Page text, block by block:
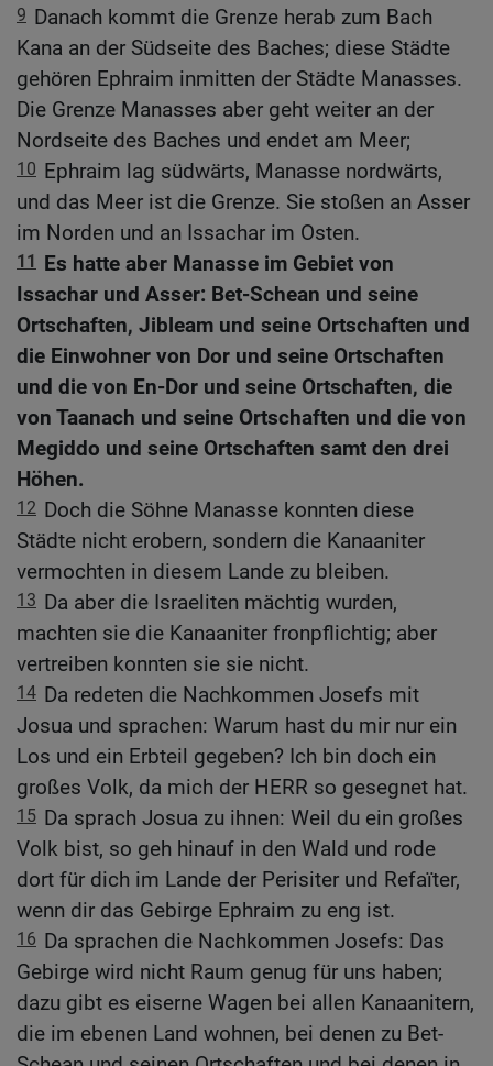
9 Danach kommt die Grenze herab zum Bach
Kana an der Südseite des Baches; diese Städte
gehören Ephraim inmitten der Städte Manasses.
Die Grenze Manasses aber geht weiter an der
Nordseite des Baches und endet am Meer;
10 Ephraim lag südwärts, Manasse nordwärts,
und das Meer ist die Grenze. Sie stoßen an Asser
im Norden und an Issachar im Osten.
11 Es hatte aber Manasse im Gebiet von
Issachar und Asser: Bet-Schean und seine
Ortschaften, Jibleam und seine Ortschaften und
die Einwohner von Dor und seine Ortschaften
und die von En-Dor und seine Ortschaften, die
von Taanach und seine Ortschaften und die von
Megiddo und seine Ortschaften samt den drei
Höhen.
12 Doch die Söhne Manasse konnten diese
Städte nicht erobern, sondern die Kanaaniter
vermochten in diesem Lande zu bleiben.
13 Da aber die Israeliten mächtig wurden,
machten sie die Kanaaniter fronpflichtig; aber
vertreiben konnten sie sie nicht.
14 Da redeten die Nachkommen Josefs mit
Josua und sprachen: Warum hast du mir nur ein
Los und ein Erbteil gegeben? Ich bin doch ein
großes Volk, da mich der HERR so gesegnet hat.
15 Da sprach Josua zu ihnen: Weil du ein großes
Volk bist, so geh hinauf in den Wald und rode
dort für dich im Lande der Perisiter und Refaïter,
wenn dir das Gebirge Ephraim zu eng ist.
16 Da sprachen die Nachkommen Josefs: Das
Gebirge wird nicht Raum genug für uns haben;
dazu gibt es eiserne Wagen bei allen Kanaanitern,
die im ebenen Land wohnen, bei denen zu Bet-